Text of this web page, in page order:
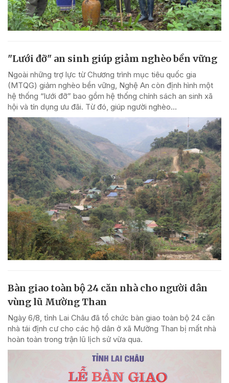
"Lưới đỡ" an sinh giúp giảm nghèo bền vững
Ngoài những trợ lực từ Chương trình mục tiêu quốc gia
(MTQG) giảm nghèo bền vững, Nghệ An còn định hình một
hệ thống “lưới đỡ” bao gồm hệ thống chính sách an sinh xã
hội và tín dụng ưu đãi. Từ đó, giúp người nghèo...
Bàn giao toàn bộ 24 căn nhà cho người dân
vùng lũ Mường Than
Ngày 6/8, tỉnh Lai Châu đã tổ chức bàn giao toàn bộ 24 căn
nhà tái định cư cho các hộ dân ở xã Mường Than bị mất nhà
hoàn toàn trong trận lũ lịch sử vừa qua.